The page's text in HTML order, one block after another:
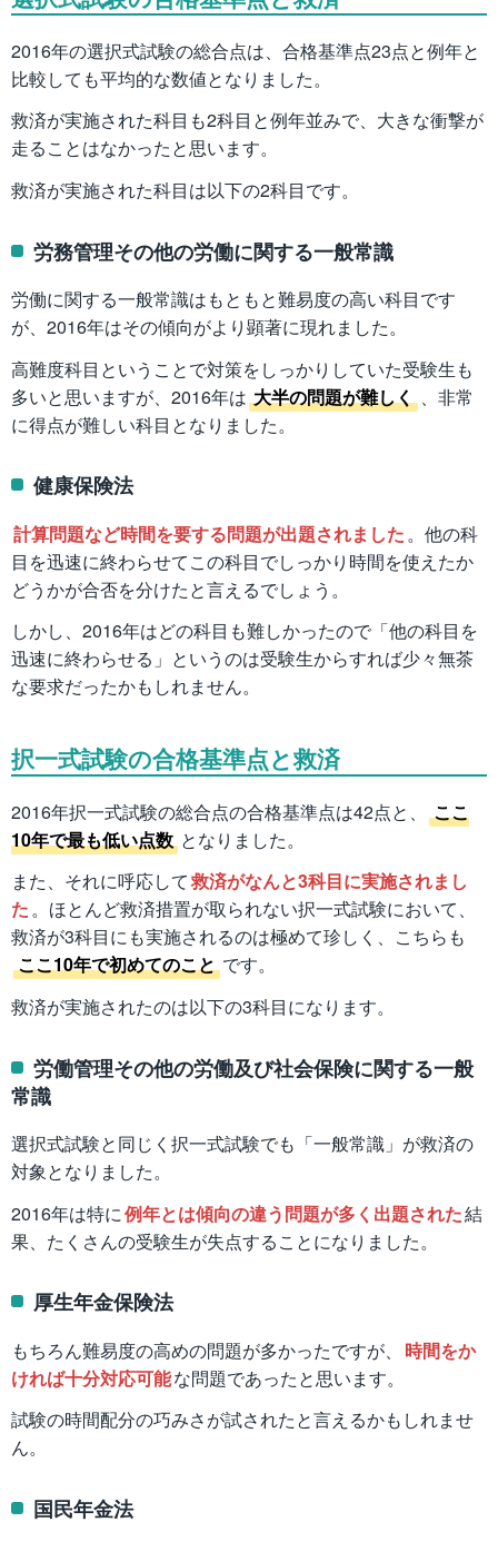
2016年の選択式試験の総合点は、合格基準点23点と例年と
比較しても平均的な数値となりました。
救済が実施された科目も2科目と例年並みで、大きな衝撃が
走ることはなかったと思います。
救済が実施された科目は以下の2科目です。
労務管理その他の労働に関する一般常識
労働に関する一般常識はもともと難易度の高い科目です
が、2016年はその傾向がより顕著に現れました。
高難度科目ということで対策をしっかりしていた受験生も
多いと思いますが、2016年は 大半の問題が難しく 、非常
に得点が難しい科目となりました。
健康保険法
計算問題など時間を要する問題が出題されました 。他の科
目を迅速に終わらせてこの科目でしっかり時間を使えたか
どうかが合否を分けたと言えるでしょう。
しかし、2016年はどの科目も難しかったので「他の科目を
迅速に終わらせる」というのは受験生からすれば少々無茶
な要求だったかもしれません。
択一式試験の合格基準点と救済
2016年択一式試験の総合点の合格基準点は42点と、
ここ
10年で最も低い点数 となりました。
また、それに呼応して救済がなんと3科目に実施されまし
た。ほとんど救済措置が取られない択一式試験において、
救済が3科目にも実施されるのは極めて珍しく、こちらも
ここ10年で初めてのこと です。
救済が実施されたのは以下の3科目になります。
労働管理その他の労働及び社会保険に関する一般
常識
選択式試験と同じく択一式試験でも「一般常識」が救済の
対象となりました。
2016年は特に例年とは傾向の違う問題が多く出題された結
果、たくさんの受験生が失点することになりました。
厚生年金保険法
もちろん難易度の高めの問題が多かったですが、
時間をか
ければ十分対応可能な問題であったと思います。
試験の時間配分の巧みさが試されたと言えるかもしれませ
ん。
国民年金法